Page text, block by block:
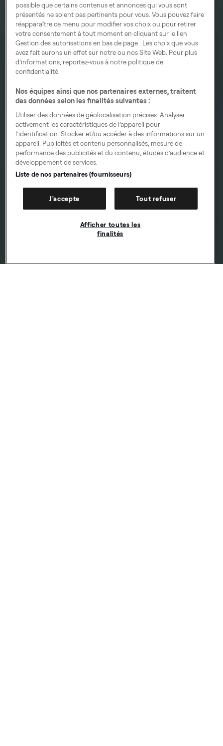
possible que certains contenus et annonces qui vous sont
présentés ne soient pas pertinents pour vous. Vous pouvez faire
réapparaître ce menu pour modifier vos choix ou pour retirer
votre consentement à tout moment en cliquant sur le lien
Gestion des autorisations en bas de page . Les choix que vous
avez fait aurons un effet sur notre ou nos Site Web. Pour plus
d’informations, reportez-vous à notre politique de
confidentialité.
Nos équipes ainsi que nos partenaires externes, traitent
des données selon les finalités suivantes :
Utiliser des données de géolocalisation précises. Analyser
activement les caractéristiques de l’appareil pour
l’identification. Stocker et/ou accéder à des informations sur un
appareil. Publicités et contenu personnalisés, mesure de
performance des publicités et du contenu, études d’audience et
développement de services.
Liste de nos partenaires (fournisseurs)
J'accepte Tout refuser
Afficher toutes les
finalités